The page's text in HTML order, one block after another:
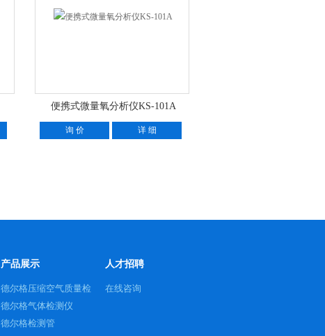
便携式微量氧分析仪KS-101A
询 价 详 细
产品展示
德尔格压缩空气质量检
测仪
德尔格气体检测仪
德尔格检测管
人才招聘
在线咨询